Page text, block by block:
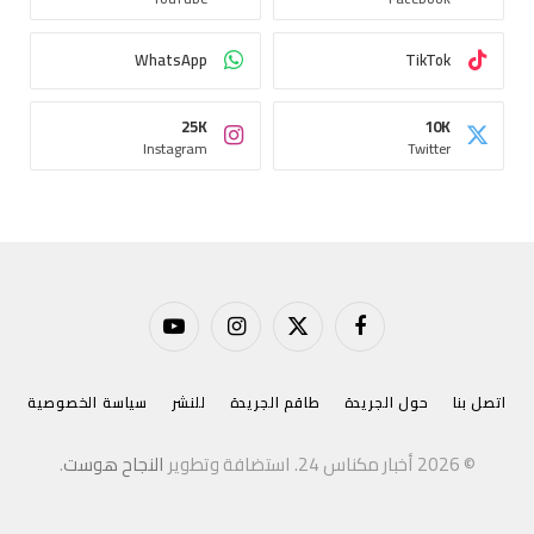
TikTok
WhatsApp
Twitter
10K
Instagram
25K
فيسبوك X الانستغراميوتيوب
اتصل بنا حول الجريدة طاقم الجريدة للنشر سياسة الخصوصية
© 2026 أخبار مكناس 24. استضافة وتطوير النجاح هوست.